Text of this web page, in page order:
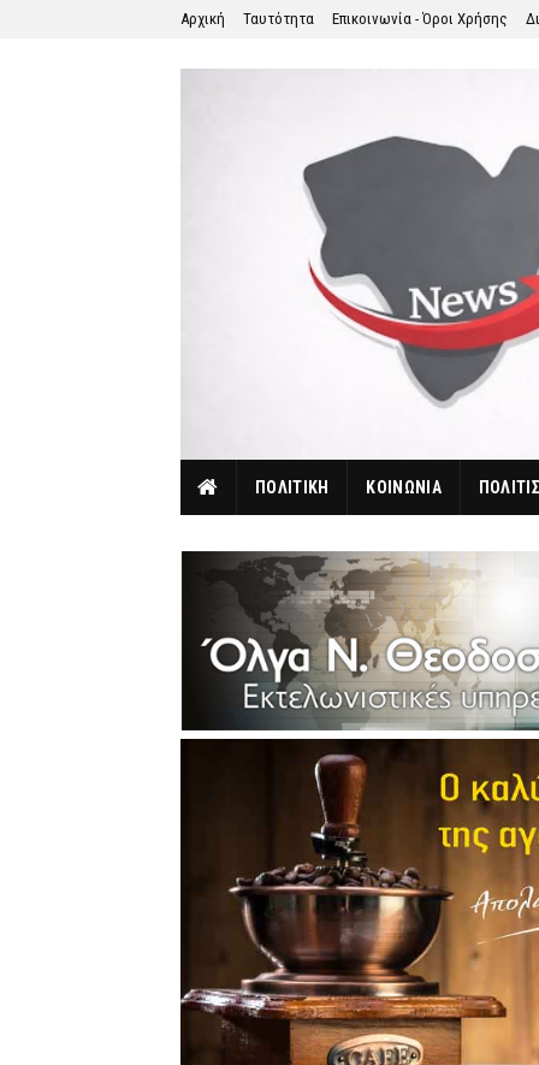
Αρχική Ταυτότητα Επικοινωνία - Όροι Χρήσης
ΠΟΛΙΤΙΚΗ ΚΟΙΝΩΝΙΑ